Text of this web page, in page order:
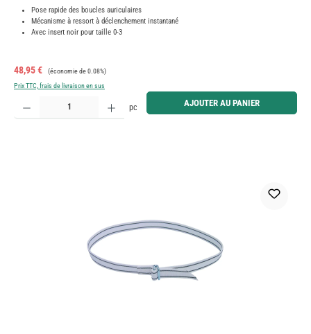
Pose rapide des boucles auriculaires
Mécanisme à ressort à déclenchement instantané
Avec insert noir pour taille 0-3
Prix de vente :
48,95 € Prix régulier :
(économie de 0.08%)
Prix TTC, frais de livraison en sus
Quantité de produit : Entrez la quantité souhaitée ou utilisez les boutons pour augmenter ou
pc AJOUTER AU PANIER